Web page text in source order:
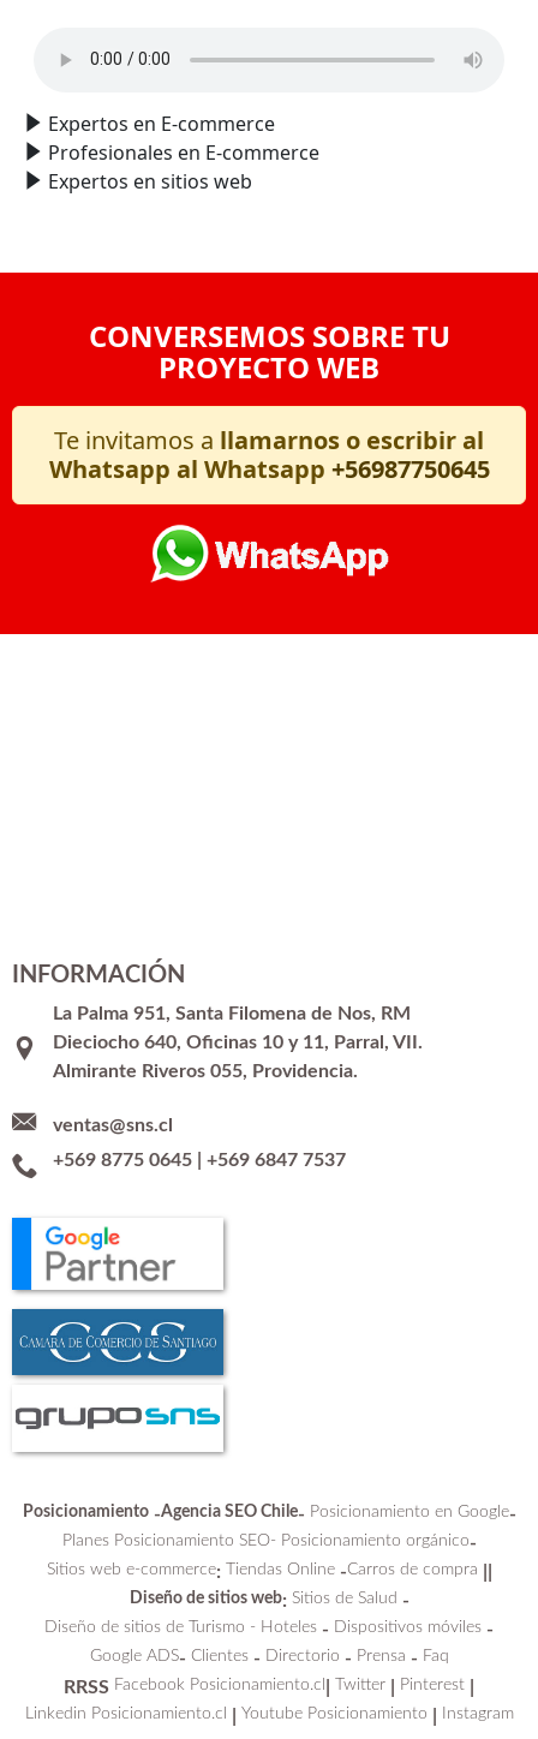
Expertos en E-commerce
Profesionales en E-commerce
Expertos en sitios web
CONVERSEMOS SOBRE TU
PROYECTO WEB
Te invitamos a llamarnos o escribir al
Whatsapp al Whatsapp +56987750645
INFORMACIÓN
La Palma 951, Santa Filomena de Nos, RM
Dieciocho 640, Oficinas 10 y 11, Parral, VII.
Almirante Riveros 055, Providencia.
ventas@sns.cl
+569 8775 0645| +569 6847 7537
Posicionamiento-Agencia SEO Chile- Posicionamiento en Google-
Planes Posicionamiento SEO- Posicionamiento orgánico-
Sitios web e-commerce: Tiendas Online-Carros de compra
Diseño de sitios web: Sitios de Salud -
Diseño de sitios de Turismo - Hoteles - Dispositivos móviles -
Google ADS- Clientes- Directorio - Prensa - Faq
RRSS Facebook Posicionamiento.cl Twitter Pinterest
Linkedin Posicionamiento.cl Youtube Posicionamiento Instagram